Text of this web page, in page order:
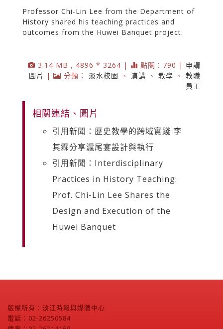
Professor Chi-Lin Lee from the Department of
History shared his teaching practices and
outcomes from the Huwei Banquet project.
3.14 MB , 4896 * 3264 | 點閱：790 | 申請
圖片
| 分類： 淡水校園 、 演講 、 教學 、 教職
員工
相關連結、圖片
引用新聞：歷史教學的跨域實踐 李
其霖分享滬尾宴設計與執行
引用新聞：Interdisciplinary
Practices in History Teaching:
Prof. Chi-Lin Lee Shares the
Design and Execution of the
Huwei Banquet
版權所有：淡江時報與媒體中心
電話：02-26250584